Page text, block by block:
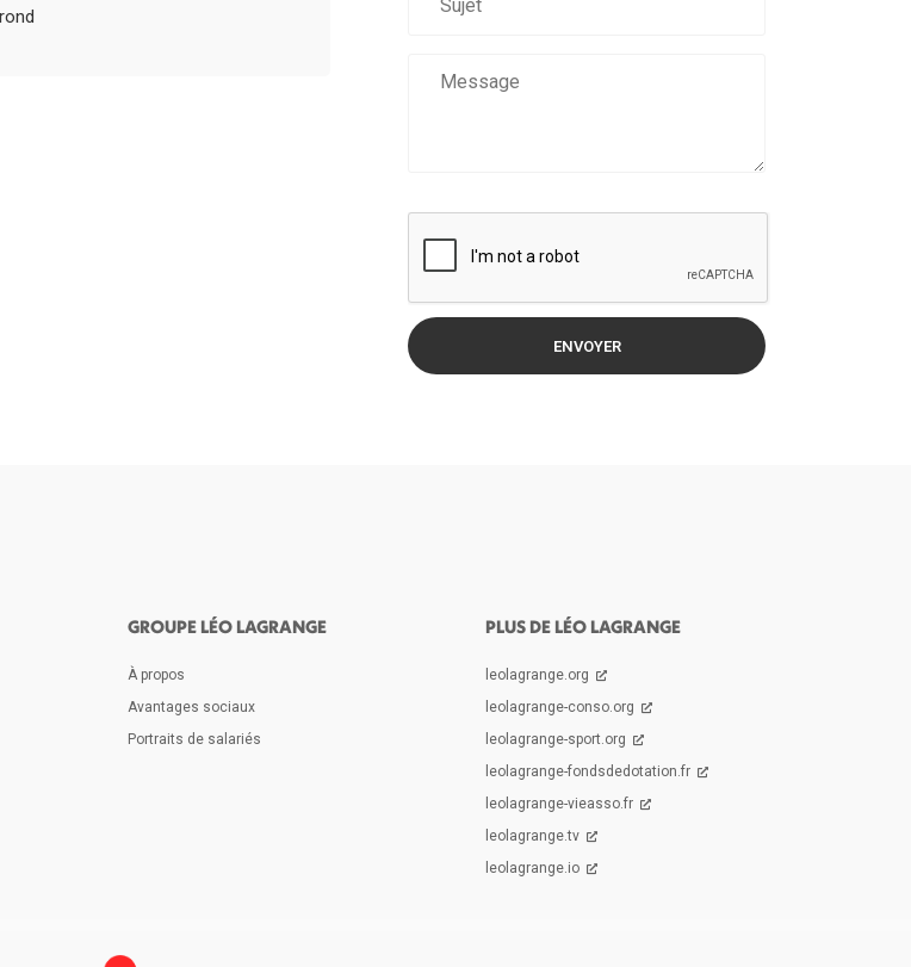
ENVOYER
GROUPE LÉO LAGRANGE
À propos
Avantages sociaux
Portraits de salariés
PLUS DE LÉO LAGRANGE
leolagrange.org
leolagrange-conso.org
leolagrange-sport.org
leolagrange-fondsdedotation.fr
leolagrange-vieasso.fr
leolagrange.tv
leolagrange.io